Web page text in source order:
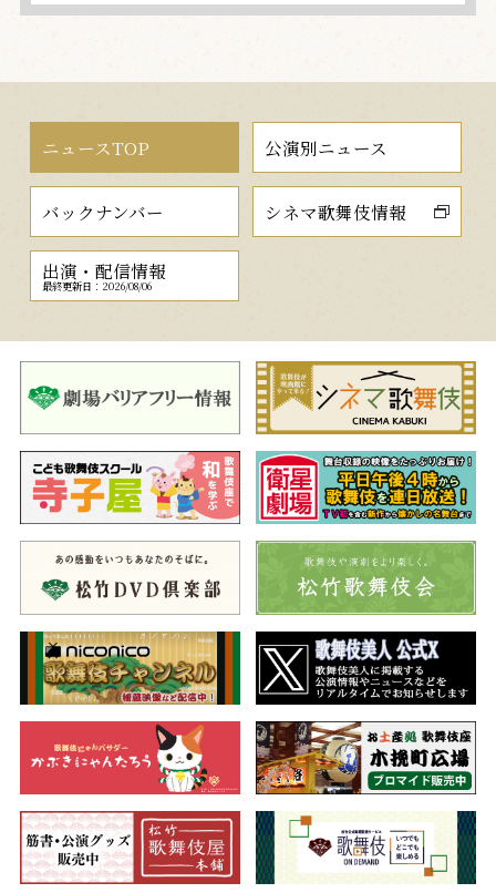
ニュースTOP 公演別ニュース
バックナンバー シネマ歌舞伎情報
出演・配信情報
最終更新日：2026/08/06